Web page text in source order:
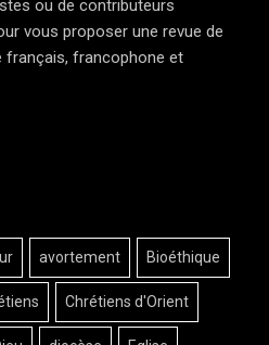
ou de contributeurs
vous proposer une revue de
français, francophone et
avortement Bioéthique
Chrétiens d'Orient